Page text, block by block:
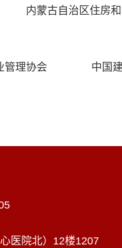
内蒙古自治区住房
管理协会 中国
医院北）12楼1207